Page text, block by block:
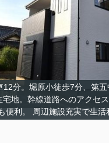
12分。堀原小徒歩7分、第
宅地。幹線道路へのアクセ
便利。 周辺施設充実で生